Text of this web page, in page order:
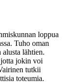
loppua
Tuho oman
lähtien.
jokin voi
tutkii
toteumia.